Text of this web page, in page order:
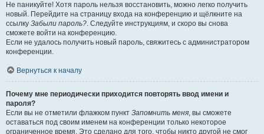
Не паникуйте! Хотя пароль нельзя восстановить, можно легко получить
новый. Перейдите на страницу входа на конференцию и щёлкните на
ссылку Забыли пароль?. Следуйте инструкциям, и скоро вы снова
сможете войти на конференцию.
Если не удалось получить новый пароль, свяжитесь с администратором
конференции.
Вернуться к началу
Почему мне периодически приходится повторять ввод имени и
пароля?
Если вы не отметили флажком пункт Запомнить меня, вы сможете
оставаться под своим именем на конференции только некоторое
ограниченное время. Это сделано для того, чтобы никто другой не смог